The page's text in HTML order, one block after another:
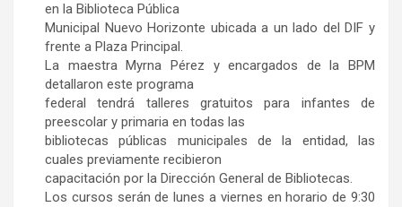
en la Biblioteca Pública
Municipal Nuevo Horizonte ubicada a un lado del DIF y
frente a Plaza Principal.
La maestra Myrna Pérez y encargados de la BPM
detallaron este programa
federal tendrá talleres gratuitos para infantes de
preescolar y primaria en todas las
bibliotecas públicas municipales de la entidad, las
cuales previamente recibieron
capacitación por la Dirección General de Bibliotecas.
Los cursos serán de lunes a viernes en horario de 9:30